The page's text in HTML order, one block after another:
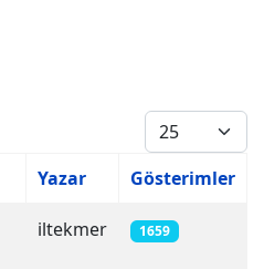
Göster #
Yazar Gösterimler
iltekmer 1659